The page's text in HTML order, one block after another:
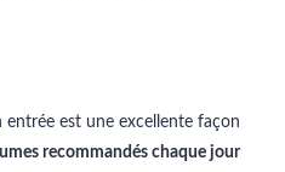
entrée est une excellente façon
recommandés chaque jour